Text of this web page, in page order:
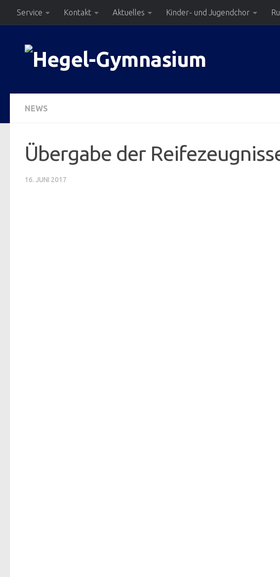
Zum Inhalt springen
Service Kontakt Aktuelles Kinder- und Jugendchor
NEWS
Übergabe der
16. JUNI 2017